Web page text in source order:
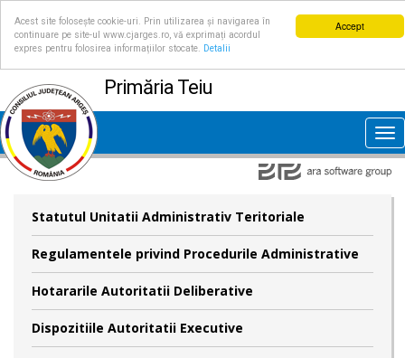
Accept
Acest site folosește cookie-uri. Prin utilizarea și navigarea în
continuare pe site-ul www.cjarges.ro, vă exprimați acordul
expres pentru folosirea informațiilor stocate.
Detalii
Primăria Teiu
Statutul Unitatii Administrativ Teritoriale
Regulamentele privind Procedurile Administrative
Hotararile Autoritatii Deliberative
Dispozitiile Autoritatii Executive